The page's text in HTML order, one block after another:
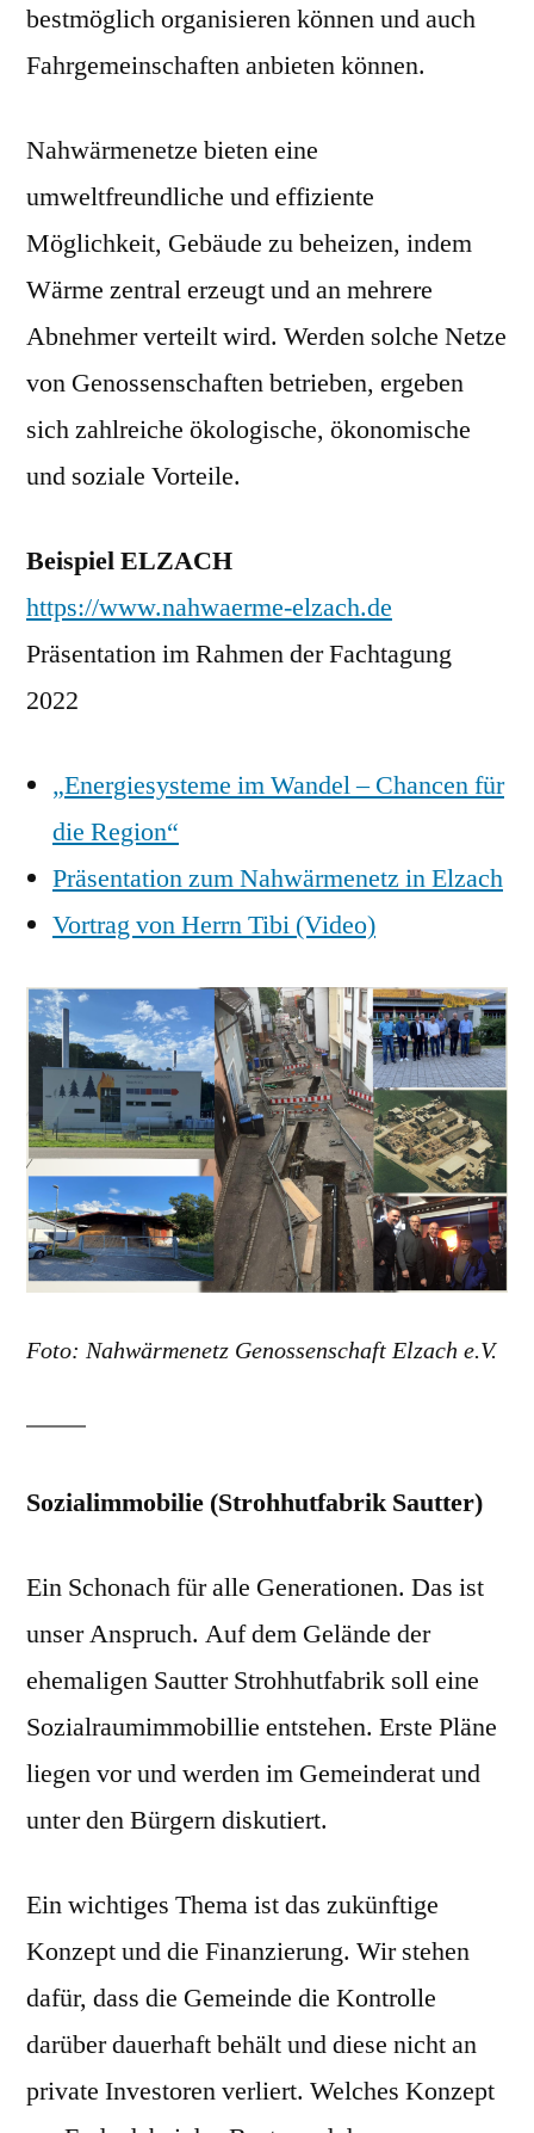
bestmöglich organisieren können und auch
Fahrgemeinschaften anbieten können.
Nahwärmenetze bieten eine
umweltfreundliche und effiziente
Möglichkeit, Gebäude zu beheizen, indem
Wärme zentral erzeugt und an mehrere
Abnehmer verteilt wird. Werden solche Netze
von Genossenschaften betrieben, ergeben
sich zahlreiche ökologische, ökonomische
und soziale Vorteile.
Beispiel ELZACH
https://www.nahwaerme-elzach.de
Präsentation im Rahmen der Fachtagung
2022
„Energiesysteme im Wandel – Chancen für
die Region“
Präsentation zum Nahwärmenetz in Elzach
Vortrag von Herrn Tibi (Video)
Foto: Nahwärmenetz Genossenschaft Elzach e.V.
Sozialimmobilie (Strohhutfabrik Sautter)
Ein Schonach für alle Generationen. Das ist
unser Anspruch. Auf dem Gelände der
ehemaligen Sautter Strohhutfabrik soll eine
Sozialraumimmobillie entstehen. Erste Pläne
liegen vor und werden im Gemeinderat und
unter den Bürgern diskutiert.
Ein wichtiges Thema ist das zukünftige
Konzept und die Finanzierung. Wir stehen
dafür, dass die Gemeinde die Kontrolle
darüber dauerhaft behält und diese nicht an
private Investoren verliert. Welches Konzept